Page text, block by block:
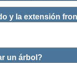
y la extensión
un árbol?